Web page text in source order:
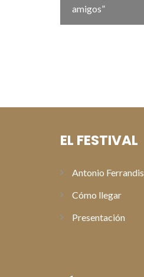
amigos”
EL FESTIVAL
Antonio Ferrandis
Cómo llegar
Presentación